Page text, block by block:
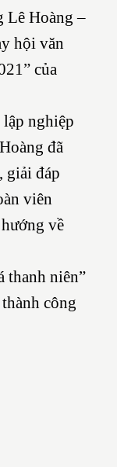
Lê Hoàng –
hội văn
của
nghiệp
đã
giải đáp
viên
về
thanh niên”
công